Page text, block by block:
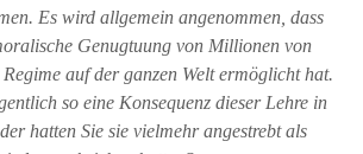
Es wird allgemein angenommen, dass
Genugtuung von Millionen von
auf der ganzen Welt ermöglicht hat.
so eine Konsequenz dieser Lehre in
hatten Sie sie vielmehr angestrebt als